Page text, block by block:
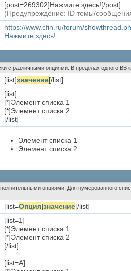
[post=269302]Нажмите здесь![/post]
(Предупреждение: ID темы/
https://www.cfin.ru/forum/
Нажмите здесь!
с различными опциями. В пределах одного
[list]значение[/list]
[list]
[*]Элемент списка 1
[*]Элемент списка 2
[/list]
Элемент списка 1
Элемент списка 2
опциями. Для нумерованного
[list=Опция]значение[/list]
[list=1]
[*]Элемент списка 1
[*]Элемент списка 2
[/list]
[list=A]